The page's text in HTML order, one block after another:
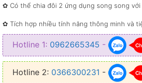
✿ Có thể chia đôi 2 ứng dụng song song với
✿ Tích hợp nhiều tính năng thông minh và
Hotline 1: 0962665345 -
Hotline 2: 0366300231 -